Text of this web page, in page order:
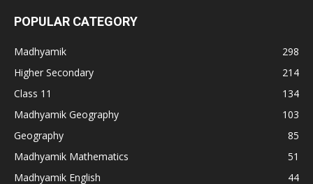
POPULAR CATEGORY
Madhyamik
298
Higher Secondary
214
Class 11
134
Madhyamik Geography
103
Geography
85
Madhyamik Mathematics
51
Madhyamik English
44